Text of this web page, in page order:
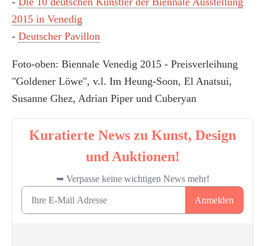
2015 in Venedig
- Deutscher Pavillon
Foto-oben: Biennale Venedig 2015 - Preisverleihung
"Goldener Löwe", v.l. Im Heung-Soon, El Anatsui,
Susanne Ghez, Adrian Piper und Cuberyan